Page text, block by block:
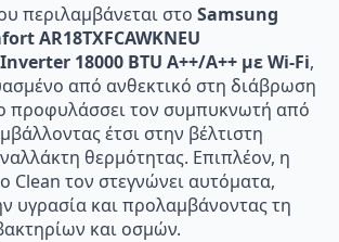
περιλαμβάνεται στο Samsung
AR18TXFCAWKNEU
18000 BTU A++/A++ με Wi-Fi,
από ανθεκτικό στη διάβρωση
προφυλάσσει τον συμπυκνωτή από
έτσι στην βέλτιστη
θερμότητας. Επιπλέον, η
Clean τον στεγνώνει αυτόματα,
υγρασία και προλαμβάνοντας τη
και οσμών.